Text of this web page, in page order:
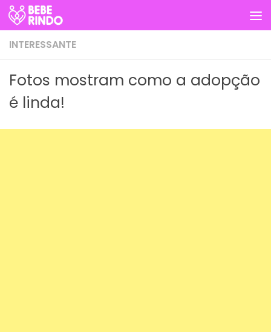
Skip to content
INTERESSANTE
Fotos mostram como a adopção
é linda!